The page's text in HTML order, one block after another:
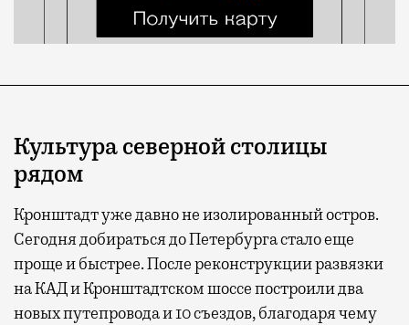
Культура северной столицы
рядом
Кронштадт уже давно не изолированный остров.
Сегодня добираться до Петербурга стало еще
проще и быстрее. После реконструкции развязки
на КАД и Кронштадтском шоссе построили два
новых путепровода и 10 съездов, благодаря чему